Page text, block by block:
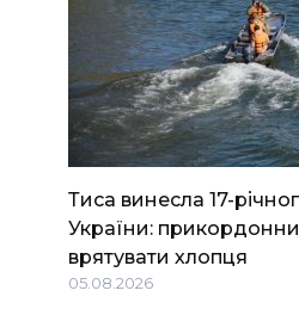
Тиса винесла 17-
України:
врятувати хлопця
05.08.2026